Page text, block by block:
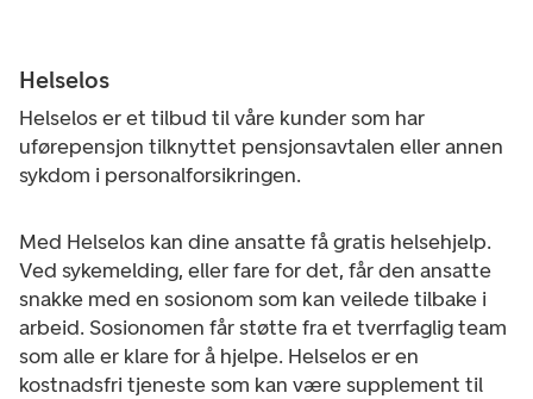
Helselos
Helselos er et tilbud til våre kunder som har
uførepensjon tilknyttet pensjonsavtalen eller annen
sykdom i personalforsikringen.
Med Helselos kan dine ansatte få gratis helsehjelp.
Ved sykemelding, eller fare for det, får den ansatte
snakke med en sosionom som kan veilede tilbake i
arbeid. Sosionomen får støtte fra et tverrfaglig team
som alle er klare for å hjelpe. Helselos er en
kostnadsfri tjeneste som kan være supplement til